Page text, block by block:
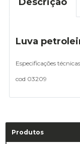
Luva
Especificações técnicas
cod 03209
Produtos